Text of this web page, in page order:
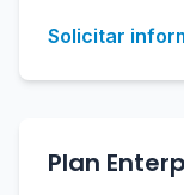
Solicitar
Plan